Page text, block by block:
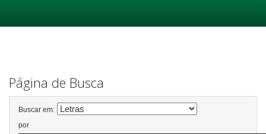
Página de Busca
Buscar em:
por